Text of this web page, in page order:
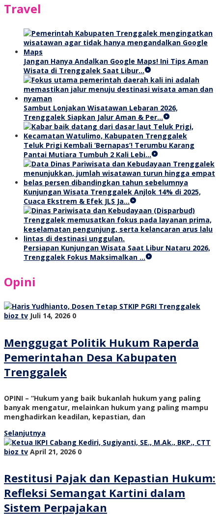
Travel
Jangan Hanya Andalkan Google Maps! Ini Tips Aman
Wisata di Trenggalek Saat Libur…
Sambut Lonjakan Wisatawan Lebaran 2026,
Trenggalek Siapkan Jalur Aman & Per…
Teluk Prigi Kembali ‘Bernapas’! Terumbu Karang
Pantai Mutiara Tumbuh 2 Kali Lebi…
Kunjungan Wisata Trenggalek Anjlok 14% di 2025,
Cuaca Ekstrem & Efek JLS Ja…
Persiapan Kunjungan Wisata Saat Libur Nataru 2026,
Trenggalek Fokus Maksimalkan …
Opini
bioz tv Juli 14, 2026 0
Menggugat Politik Hukum Raperda
Pemerintahan Desa Kabupaten
Trenggalek
OPINI – “Hukum yang baik bukanlah hukum yang paling
banyak mengatur, melainkan hukum yang paling mampu
menghadirkan keadilan, kepastian, dan
Selanjutnya
bioz tv April 21, 2026 0
Restitusi Pajak dan Kepastian Hukum:
Refleksi Semangat Kartini dalam
Sistem Perpajakan